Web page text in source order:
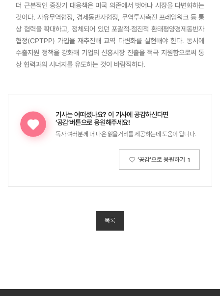
더 근본적인 중장기 대응책은 미국 의존에서 벗어나 시장을 다변화하는
것이다. 자유무역협정, 경제동반자협정, 무역투자촉진 프레임워크 등 통
상 협력을 확대하고, 정체되어 있던 포괄적·점진적 환태평양경제동반자
협정(CPTPP) 가입을 재추진해 교역 다변화를 실현해야 한다. 동시에
수출지원 정책을 강화해 기업의 신흥시장 진출을 적극 지원함으로써 통
상 협력과의 시너지를 유도하는 것이 바람직하다.
기사는 어떠셨나요? 이 기사에 공감하신다면
‘공감’버튼으로 응원해주세요!
독자 여러분께 더 나은 읽을거리를 제공하는데 도움이 됩니다.
‘공감’으로 응원하기 1
목록